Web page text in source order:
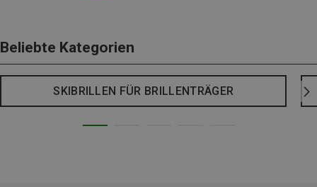
Beliebte Kategorien
SKIBRILLEN FÜR BRILLENTRÄGER